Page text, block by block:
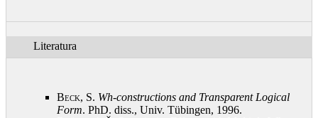
Literatura
Beck, S. Wh-constructions and Transparent Logical
Form. PhD. diss., Univ. Tübingen, 1996.